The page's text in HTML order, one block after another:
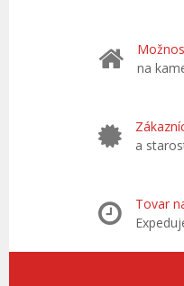
na
a
Tovar